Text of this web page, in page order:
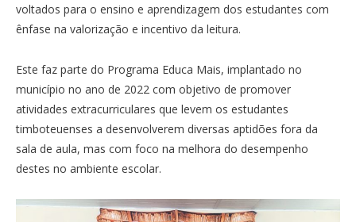
voltados para o ensino e aprendizagem dos estudantes com
ênfase na valorização e incentivo da leitura.
Este faz parte do Programa Educa Mais, implantado no
município no ano de 2022 com objetivo de promover
atividades extracurriculares que levem os estudantes
timboteuenses a desenvolverem diversas aptidões fora da
sala de aula, mas com foco na melhora do desempenho
destes no ambiente escolar.